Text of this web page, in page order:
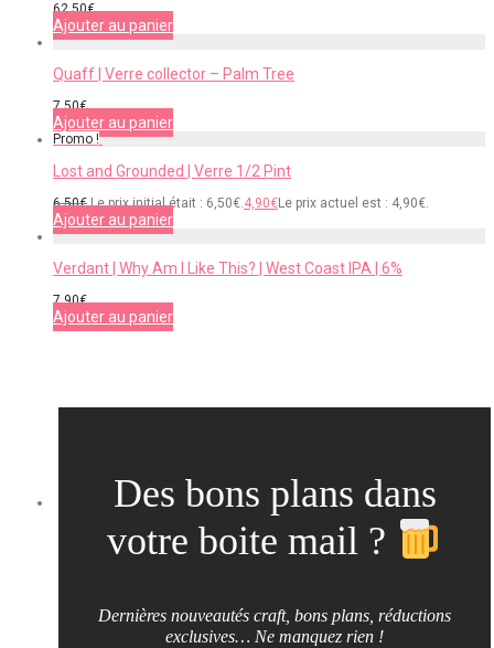
62,50€
Ajouter au panier
Quaff | Verre collector – Palm Tree
7,50€
Ajouter au panier
Promo !
Lost and Grounded | Verre 1/2 Pint
6,50€ Le prix initial était : 6,50€.4,90€Le prix actuel est : 4,90€.
Ajouter au panier
Verdant | Why Am I Like This? | West Coast IPA | 6%
7,90€
Ajouter au panier
Des bons plans dans
votre boite mail ?
Dernières nouveautés craft, bons plans, réductions
exclusives… Ne manquez rien !